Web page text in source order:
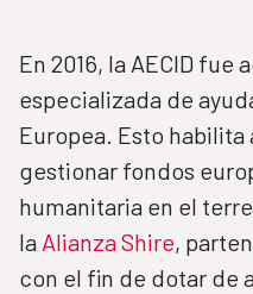
​​​​​​​En 2016, la AECID
especializada de
Europea. Esto habilita
gestionar fondos
humanitaria en el
la Alianza Shire,
con el fin de dotar de